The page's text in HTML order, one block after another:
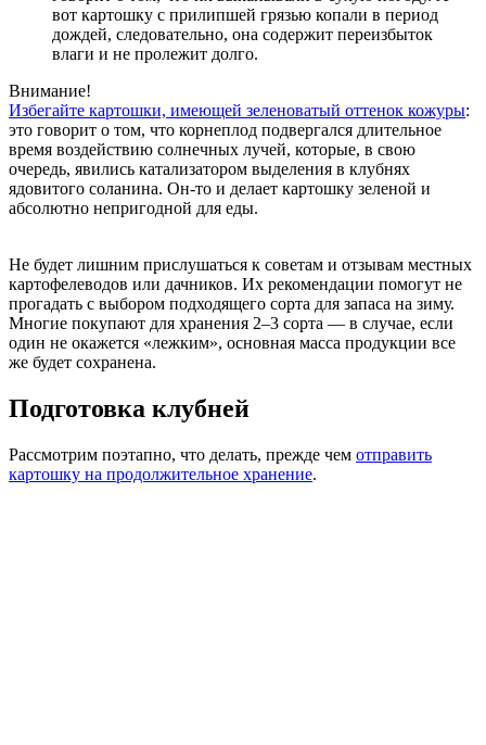
вот картошку с прилипшей грязью копали в период
дождей, следовательно, она содержит переизбыток
влаги и не пролежит долго.
Внимание!
Избегайте картошки, имеющей зеленоватый оттенок кожуры:
это говорит о том, что корнеплод подвергался длительное
время воздействию солнечных лучей, которые, в свою
очередь, явились катализатором выделения в клубнях
ядовитого соланина. Он-то и делает картошку зеленой и
абсолютно непригодной для еды.
Не будет лишним прислушаться к советам и отзывам местных
картофелеводов или дачников. Их рекомендации помогут не
прогадать с выбором подходящего сорта для запаса на зиму.
Многие покупают для хранения 2–3 сорта — в случае, если
один не окажется «лежким», основная масса продукции все
же будет сохранена.
Подготовка клубней
Рассмотрим поэтапно, что делать, прежде чем отправить
картошку на продолжительное хранение.